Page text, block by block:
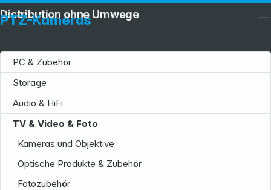
PTZ-Kameras
PC & Zubehör
Storage
Audio & HiFi
TV & Video & Foto
Kameras und Objektive
Optische Produkte & Zubehör
Fotozubehör
Distribution ohne Umwege